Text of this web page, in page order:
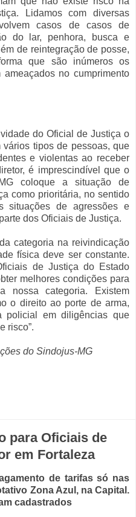
Lidamos com diversas
casos de casos de
do lar, penhora, busca e
de reintegração de posse,
que são inúmeros os
no cumprimento
do Oficial de Justiça o
tipos de pessoas, que
e violentas ao receber
é imprescindível que o
coloque a situação de
como prioritária, no sentido
situações de agressões e
dos Oficiais de Justiça.
categoria na reivindicação
física deve ser constante.
de Justiça do Estado
melhores condições para
nossa categoria. Existem
o direito ao porte de arma,
policial em diligências que
risco”.
do Sindojus-MG
para Oficiais de
em Fortaleza
de tarifas só nas
Zona Azul, na Capital.
cadastrados